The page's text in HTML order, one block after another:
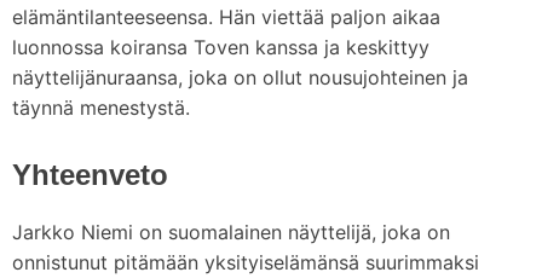
elämäntilanteeseensa. Hän viettää paljon aikaa
luonnossa koiransa Toven kanssa ja keskittyy
näyttelijänuraansa, joka on ollut nousujohteinen ja
täynnä menestystä.
Yhteenveto
Jarkko Niemi on suomalainen näyttelijä, joka on
onnistunut pitämään yksityiselämänsä suurimmaksi